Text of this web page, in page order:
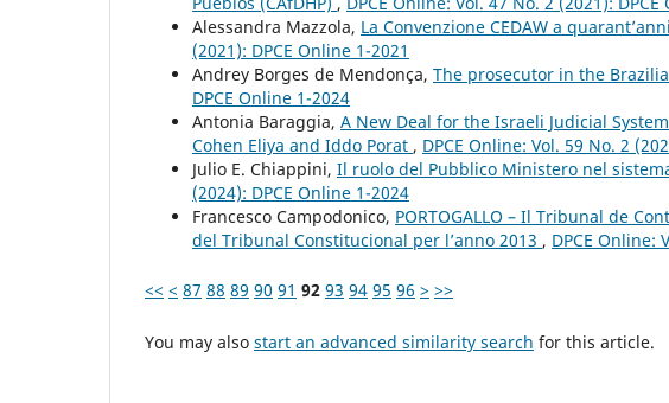
Alessandra Mazzola, La Convenzione CEDAW a
(2021): DPCE Online 1-2021
Andrey Borges de Mendonça, The prosecutor in the
DPCE Online 1-2024
Antonia Baraggia, A New Deal for the Israeli Judicial
Cohen Eliya and Iddo Porat , DPCE Online: Vol. 59 No. 2
Julio E. Chiappini, Il ruolo del Pubblico Ministero nel
(2024): DPCE Online 1-2024
Francesco Campodonico, PORTOGALLO – Il Tribunal de
del Tribunal Constitucional per l’anno 2013 , DPCE Online:
<< < 87 88 89 90 91 92 93 94 95 96 > >>
You may also start an advanced similarity search for this article.